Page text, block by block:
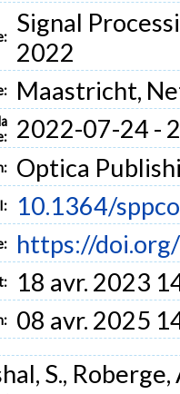
Signal
2022
Maastricht,
2022-07-24 -
Optica
10.1364/
https://
18 avr. 2023
08 avr. 2025
S.,